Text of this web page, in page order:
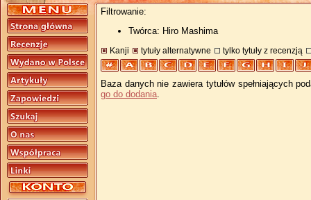
Filtrowanie:
Twórca: Hiro Mashima
Kanji tytuły alternatywne tylko tytuły z recenzją
Baza danych nie zawiera tytułów spełniających
go do dodania.